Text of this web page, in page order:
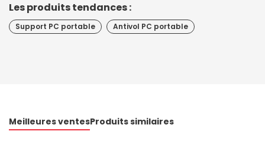
Les produits tendances :
Support PC portable Antivol PC portable
Meilleures ventesProduits similaires